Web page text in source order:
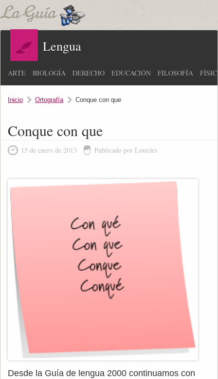
Lengua
ARTE BIOLOGÍA DERECHO EDUCACIÓN FILOSOFÍA
Inicio Ortografía Conque con que
Conque con que
15 de enero de 2013 Publicado por Lourdes
Desde la Guía de lengua 2000 continuamos con